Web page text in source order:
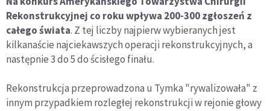
Rekonstrukcyjnej co roku wpływa 200-300 zgłoszeń z
całego świata. Z tej liczby najpierw wybieranych jest
kilkanaście najciekawszych operacji rekonstrukcyjnych, a
następnie 3 do 5 do ścisłego finału.
Rekonstrukcja przeprowadzona u Tymka "rywalizowała" z
innym przypadkiem rozległej rekonstrukcji w rejonie głowy